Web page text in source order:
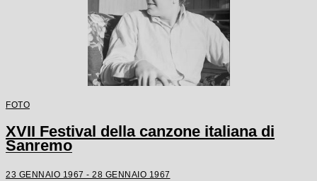
FOTO
XVII Festival della canzone italiana di
Sanremo
23 GENNAIO 1967 - 28 GENNAIO 1967